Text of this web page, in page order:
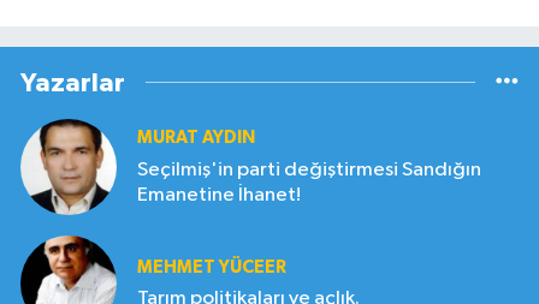
Yazarlar
MURAT AYDIN
Seçilmiş'in parti değiştirmesi Sandığın
Emanetine İhanet!
MEHMET YÜCEER
Tarım politikaları ve açlık.